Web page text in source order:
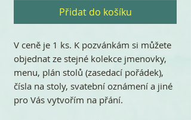
Přidat do košíku
V ceně je 1 ks. K pozvánkám si můžete
objednat ze stejné kolekce jmenovky,
menu, plán stolů (zasedací pořádek),
čísla na stoly, svatební oznámení a jiné
pro Vás vytvořím na přání.